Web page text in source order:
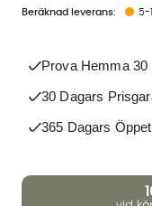
5-
Prova Hemma 30
30 Dagars
365 Dagars